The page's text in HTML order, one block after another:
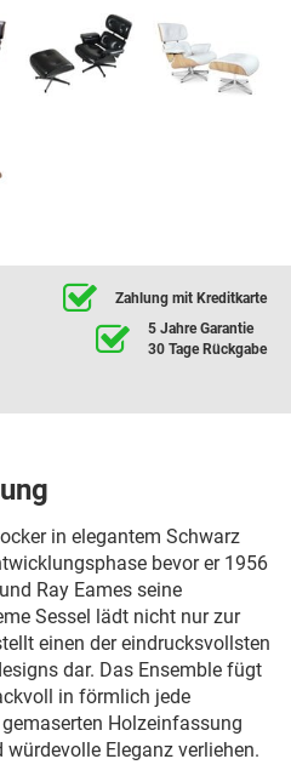
Zahlung mit Kreditkarte
5 Jahre Garantie
30 Tage Rückgabe
in elegantem Schwarz
bevor er 1956
Ray Eames seine
Sessel lädt nicht nur zur
einen der eindrucksvollsten
dar. Das Ensemble fügt
in förmlich jede
Holzeinfassung
Eleganz verliehen.